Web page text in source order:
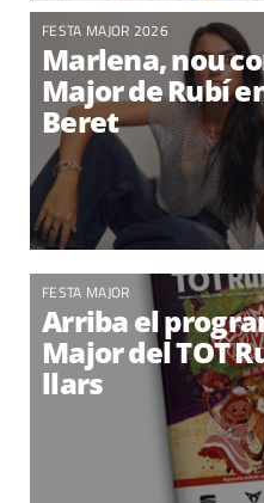
FESTA MAJOR 2026
Marlena, nou
Major de Rubí
Beret
FESTA MAJOR
Arriba el
Major del TOT
llars